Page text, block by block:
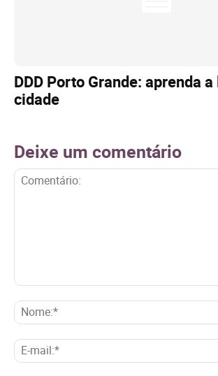
DDD Porto Grande: aprenda
cidade
Deixe um comentário